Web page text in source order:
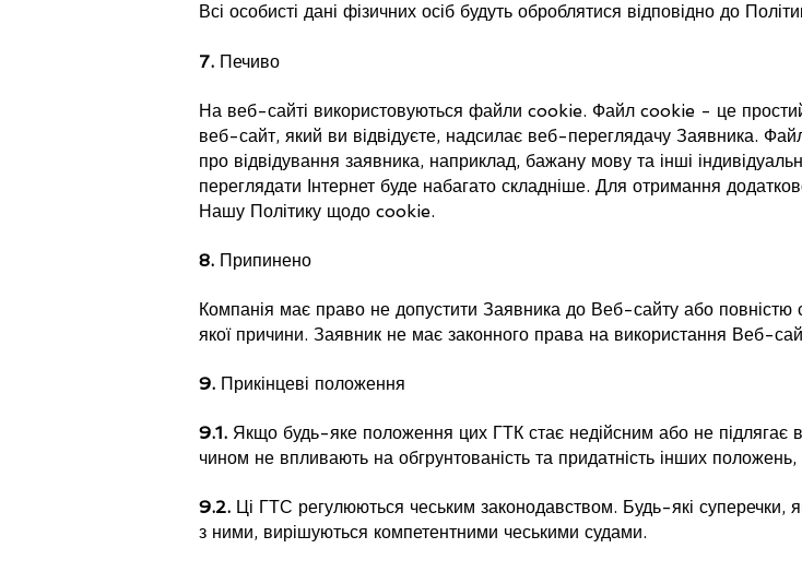
Всі особисті дані фізичних осіб будуть оброблятися відповідно до
7. Печиво
На веб-сайті використовуються файли cookie. Файл cookie - це
веб-сайт, який ви відвідуєте, надсилає веб-переглядачу Заявника.
про відвідування заявника, наприклад, бажану мову та інші
переглядати Інтернет буде набагато складніше. Для отримання
Нашу Політику щодо cookie.
8. Припинено
Компанія має право не допустити Заявника до Веб-сайту або повністю
якої причини. Заявник не має законного права на використання Веб-
9. Прикінцеві положення
9.1. Якщо будь-яке положення цих ГТК стає недійсним або не підлягає
чином не впливають на обгрунтованість та придатність інших
9.2. Ці ГТС регулюються чеським законодавством. Будь-які суперечки,
з ними, вирішуються компетентними чеськими судами.